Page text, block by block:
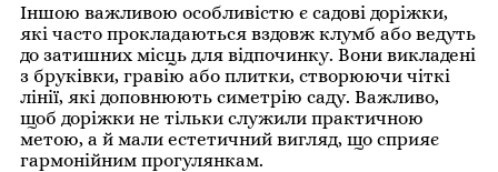
Іншою важливою особливістю є садові доріжки,
які часто прокладаються вздовж клумб або ведуть
до затишних місць для відпочинку. Вони викладені
з бруківки, гравію або плитки, створюючи чіткі
лінії, які доповнюють симетрію саду. Важливо,
щоб доріжки не тільки служили практичною
метою, а й мали естетичний вигляд, що сприяє
гармонійним прогулянкам.